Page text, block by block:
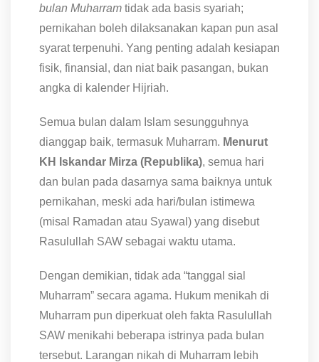
bulan Muharram tidak ada basis syariah;
pernikahan boleh dilaksanakan kapan pun asal
syarat terpenuhi. Yang penting adalah kesiapan
fisik, finansial, dan niat baik pasangan, bukan
angka di kalender Hijriah.
Semua bulan dalam Islam sesungguhnya
dianggap baik, termasuk Muharram. Menurut
KH Iskandar Mirza (Republika), semua hari
dan bulan pada dasarnya sama baiknya untuk
pernikahan, meski ada hari/bulan istimewa
(misal Ramadan atau Syawal) yang disebut
Rasulullah SAW sebagai waktu utama.
Dengan demikian, tidak ada “tanggal sial
Muharram” secara agama. Hukum menikah di
Muharram pun diperkuat oleh fakta Rasulullah
SAW menikahi beberapa istrinya pada bulan
tersebut. Larangan nikah di Muharram lebih